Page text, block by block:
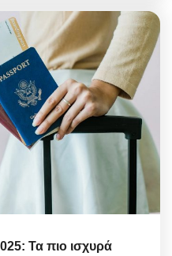
Τα πιο ισχυρά